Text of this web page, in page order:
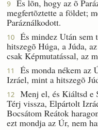
9
És lõn, hogy az õ
megfertõztette a földet;
Paráználkodott.
10
És mindez Után sem
hitszegõ Húga, a Júda,
csak Képmutatással, az
11
És monda nékem az
Izráel, mint a hitszegõ
12
Menj el, és Kiáltsd e
Térj vissza, Elpártolt
Bocsátom Reátok
ezt mondja az Úr, nem